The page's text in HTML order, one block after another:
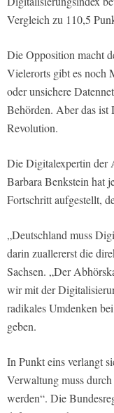
Vergleich zu 110,5
Die Opposition macht
Vielerorts gibt es noch
oder unsichere
Behörden. Aber das ist
Revolution.
Die Digitalexpertin der
Barbara Benkstein hat
Fortschritt aufgestellt,
„Deutschland muss
darin zuallererst die
Sachsen. „Der
wir mit der
radikales Umdenken
geben.
In Punkt eins verlangt
Verwaltung muss
werden“. Die